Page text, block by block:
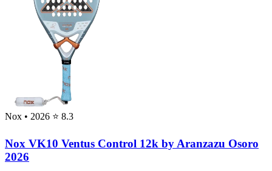
Nox • 2026 ⭐ 8.3
Nox VK10 Ventus Control 12k by Aranzazu Osoro
2026